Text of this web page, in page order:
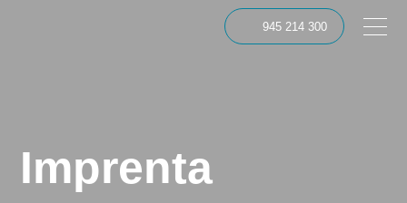
945 214 300
Imprenta